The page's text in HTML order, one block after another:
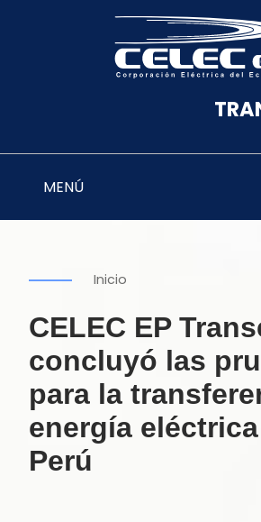
MENÚ
Inicio
CELEC EP
concluyó las
para la
energía
Perú